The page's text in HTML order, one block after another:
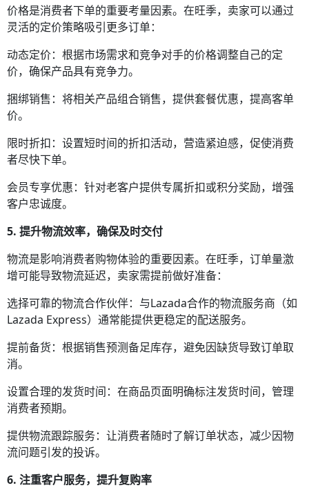
价格是消费者下单的重要考量因素。在旺季，卖家可以通过
灵活的定价策略吸引更多订单：
动态定价：根据市场需求和竞争对手的价格调整自己的定
价，确保产品具有竞争力。
捆绑销售：将相关产品组合销售，提供套餐优惠，提高客单
价。
限时折扣：设置短时间的折扣活动，营造紧迫感，促使消费
者尽快下单。
会员专享优惠：针对老客户提供专属折扣或积分奖励，增强
客户忠诚度。
5. 提升物流效率，确保及时交付
物流是影响消费者购物体验的重要因素。在旺季，订单量激
增可能导致物流延迟，卖家需提前做好准备：
选择可靠的物流合作伙伴：与Lazada合作的物流服务商（如
Lazada Express）通常能提供更稳定的配送服务。
提前备货：根据销售预测备足库存，避免因缺货导致订单取
消。
设置合理的发货时间：在商品页面明确标注发货时间，管理
消费者预期。
提供物流跟踪服务：让消费者随时了解订单状态，减少因物
流问题引发的投诉。
6. 注重客户服务，提升复购率